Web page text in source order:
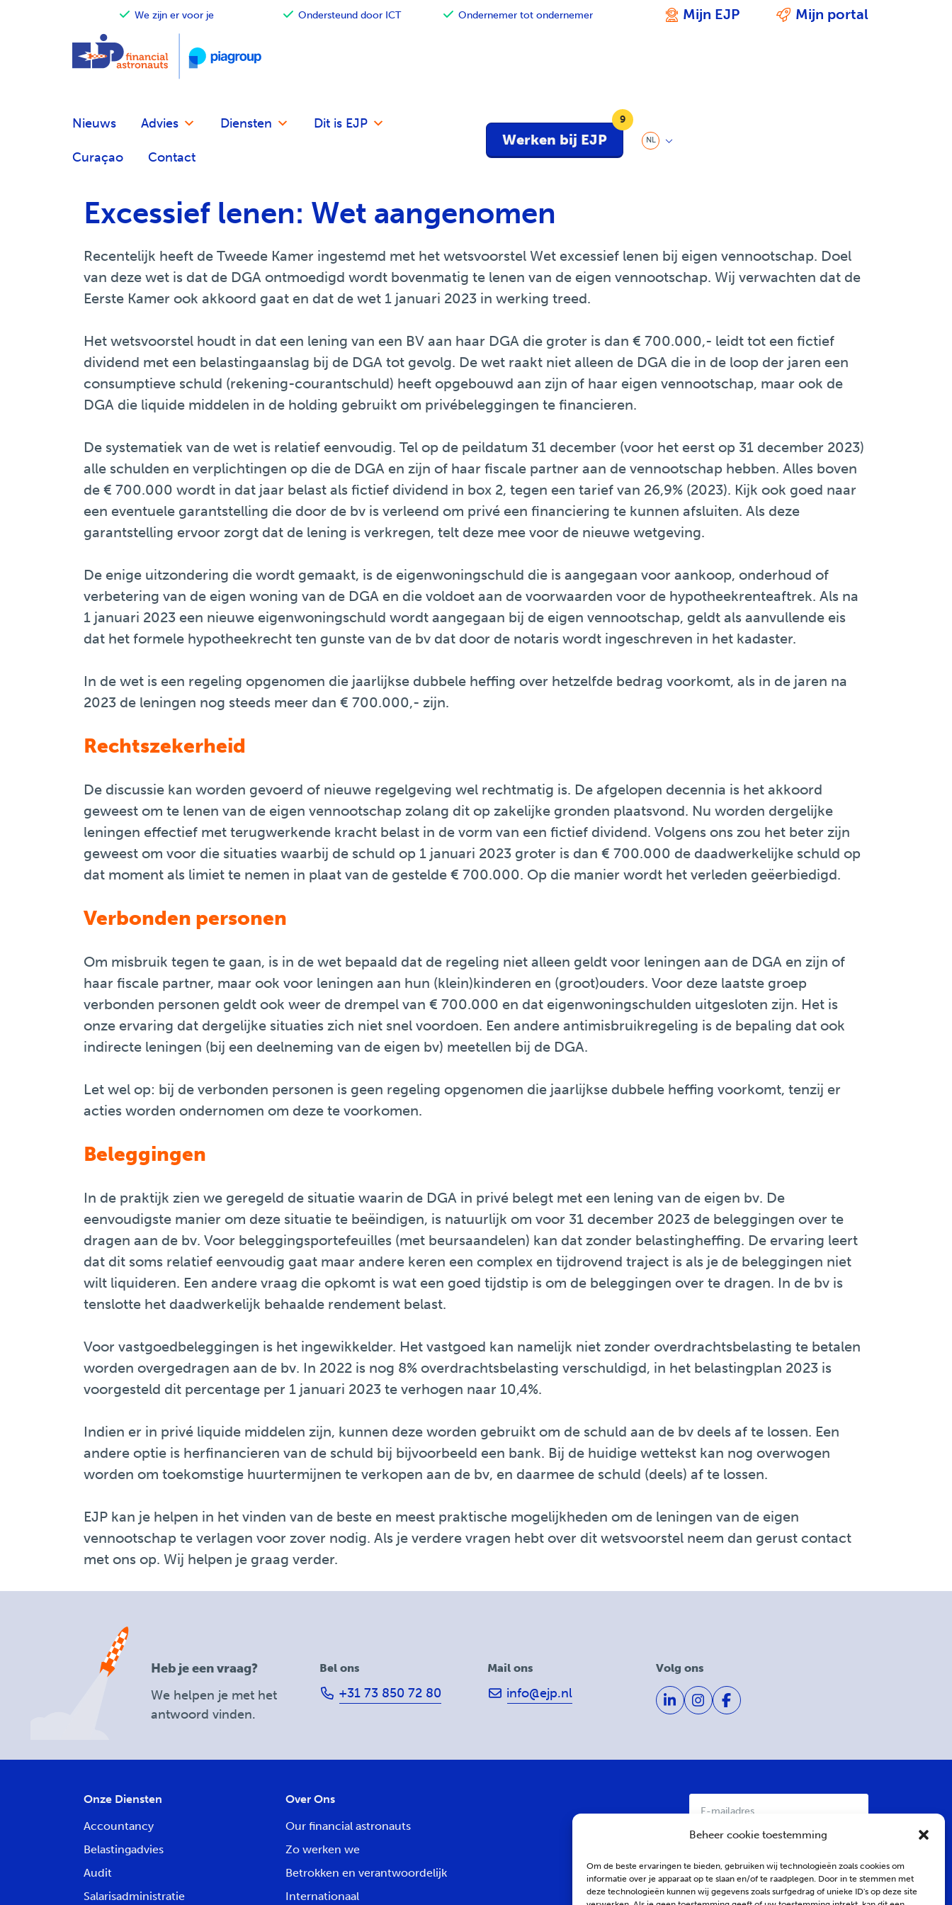
Beheer cookie toestemming
Om de beste ervaringen te bieden, gebruiken wij technologieën zoals cookies om
informatie over je apparaat op te slaan en/of te raadplegen. Door in te stemmen met
deze technologieën kunnen wij gegevens zoals surfgedrag of unieke ID's op deze site
We zijn er voor je Ondersteund door ICT Ondernemer tot ondernemer We zijn er voor je Ondersteund door ICT
Mijn EJP Mijn portal
Terug
Fusie en overname
Terug
Salarisadministratie
Terug
EJP Topsport Helpdesk
Nieuws Advies Diensten Dit is EJP
Curaçao Contact
Werken bij EJP NL
Excessief lenen: Wet aangenomen
Recentelijk heeft de Tweede Kamer ingestemd met het wetsvoorstel Wet excessief lenen bij eigen vennootschap. Doel
van deze wet is dat de DGA ontmoedigd wordt bovenmatig te lenen van de eigen vennootschap. Wij verwachten dat de
Eerste Kamer ook akkoord gaat en dat de wet 1 januari 2023 in werking treed.
Het wetsvoorstel houdt in dat een lening van een BV aan haar DGA die groter is dan € 700.000,- leidt tot een fictief
dividend met een belastingaanslag bij de DGA tot gevolg. De wet raakt niet alleen de DGA die in de loop der jaren een
consumptieve schuld (rekening-courantschuld) heeft opgebouwd aan zijn of haar eigen vennootschap, maar ook de
DGA die liquide middelen in de holding gebruikt om privébeleggingen te financieren.
De systematiek van de wet is relatief eenvoudig. Tel op de peildatum 31 december (voor het eerst op 31 december 2023)
alle schulden en verplichtingen op die de DGA en zijn of haar fiscale partner aan de vennootschap hebben. Alles boven
de € 700.000 wordt in dat jaar belast als fictief dividend in box 2, tegen een tarief van 26,9% (2023). Kijk ook goed naar
een eventuele garantstelling die door de bv is verleend om privé een financiering te kunnen afsluiten. Als deze
garantstelling ervoor zorgt dat de lening is verkregen, telt deze mee voor de nieuwe wetgeving.
De enige uitzondering die wordt gemaakt, is de eigenwoningschuld die is aangegaan voor aankoop, onderhoud of
verbetering van de eigen woning van de DGA en die voldoet aan de voorwaarden voor de hypotheekrenteaftrek. Als na
1 januari 2023 een nieuwe eigenwoningschuld wordt aangegaan bij de eigen vennootschap, geldt als aanvullende eis
dat het formele hypotheekrecht ten gunste van de bv dat door de notaris wordt ingeschreven in het kadaster.
In de wet is een regeling opgenomen die jaarlijkse dubbele heffing over hetzelfde bedrag voorkomt, als in de jaren na
2023 de leningen nog steeds meer dan € 700.000,- zijn.
Rechtszekerheid
De discussie kan worden gevoerd of nieuwe regelgeving wel rechtmatig is. De afgelopen decennia is het akkoord
geweest om te lenen van de eigen vennootschap zolang dit op zakelijke gronden plaatsvond. Nu worden dergelijke
leningen effectief met terugwerkende kracht belast in de vorm van een fictief dividend. Volgens ons zou het beter zijn
geweest om voor die situaties waarbij de schuld op 1 januari 2023 groter is dan € 700.000 de daadwerkelijke schuld op
dat moment als limiet te nemen in plaat van de gestelde € 700.000. Op die manier wordt het verleden geëerbiedigd.
Verbonden personen
Om misbruik tegen te gaan, is in de wet bepaald dat de regeling niet alleen geldt voor leningen aan de DGA en zijn of
haar fiscale partner, maar ook voor leningen aan hun (klein)kinderen en (groot)ouders. Voor deze laatste groep
verbonden personen geldt ook weer de drempel van € 700.000 en dat eigenwoningschulden uitgesloten zijn. Het is
onze ervaring dat dergelijke situaties zich niet snel voordoen. Een andere antimisbruikregeling is de bepaling dat ook
indirecte leningen (bij een deelneming van de eigen bv) meetellen bij de DGA.
Let wel op: bij de verbonden personen is geen regeling opgenomen die jaarlijkse dubbele heffing voorkomt, tenzij er
acties worden ondernomen om deze te voorkomen.
Beleggingen
In de praktijk zien we geregeld de situatie waarin de DGA in privé belegt met een lening van de eigen bv. De
eenvoudigste manier om deze situatie te beëindigen, is natuurlijk om voor 31 december 2023 de beleggingen over te
dragen aan de bv. Voor beleggingsportefeuilles (met beursaandelen) kan dat zonder belastingheffing. De ervaring leert
dat dit soms relatief eenvoudig gaat maar andere keren een complex en tijdrovend traject is als je de beleggingen niet
wilt liquideren. Een andere vraag die opkomt is wat een goed tijdstip is om de beleggingen over te dragen. In de bv is
tenslotte het daadwerkelijk behaalde rendement belast.
Voor vastgoedbeleggingen is het ingewikkelder. Het vastgoed kan namelijk niet zonder overdrachtsbelasting te betalen
worden overgedragen aan de bv. In 2022 is nog 8% overdrachtsbelasting verschuldigd, in het belastingplan 2023 is
voorgesteld dit percentage per 1 januari 2023 te verhogen naar 10,4%.
Indien er in privé liquide middelen zijn, kunnen deze worden gebruikt om de schuld aan de bv deels af te lossen. Een
andere optie is herfinancieren van de schuld bij bijvoorbeeld een bank. Bij de huidige wettekst kan nog overwogen
worden om toekomstige huurtermijnen te verkopen aan de bv, en daarmee de schuld (deels) af te lossen.
EJP kan je helpen in het vinden van de beste en meest praktische mogelijkheden om de leningen van de eigen
vennootschap te verlagen voor zover nodig. Als je verdere vragen hebt over dit wetsvoorstel neem dan gerust contact
met ons op. Wij helpen je graag verder.
Heb je een vraag?
We helpen je met het
antwoord vinden.
Bel ons
+31 73 850 72 80
Mail ons
info@ejp.nl
Volg ons
Onze Diensten
Accountancy
Belastingadvies
Audit
Salarisadministratie
Over Ons
Our financial astronauts
Zo werken we
Betrokken en verantwoordelijk
Internationaal
E-
mailadres*